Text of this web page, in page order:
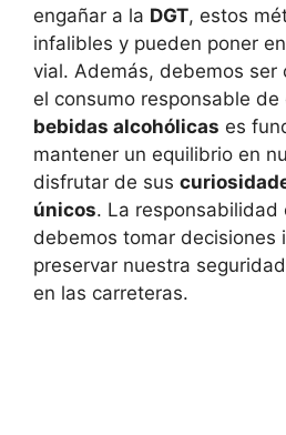
engañar a la DGT, estos
infalibles y pueden poner
vial. Además, debemos ser
el consumo responsable de
bebidas alcohólicas es
mantener un equilibrio en
disfrutar de sus
únicos. La responsabilidad
debemos tomar decisiones
preservar nuestra
en las carreteras.